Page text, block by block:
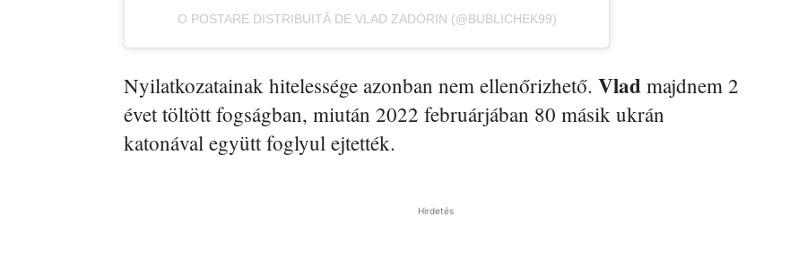
O POSTARE DISTRIBUITĂ DE VLAD ZADORIN (@BUBLICHEK99)
Nyilatkozatainak hitelessége azonban nem ellenőrizhető. Vlad majdnem 2
évet töltött fogságban, miután 2022 februárjában 80 másik ukrán
katonával együtt foglyul ejtették.
Hirdetés